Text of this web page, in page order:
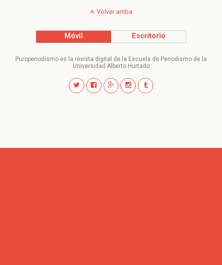
Volver arriba
Móvil Escritorio
Puroperiodismo es la revista digital de la Escuela de Periodismo de la
Universidad Alberto Hurtado